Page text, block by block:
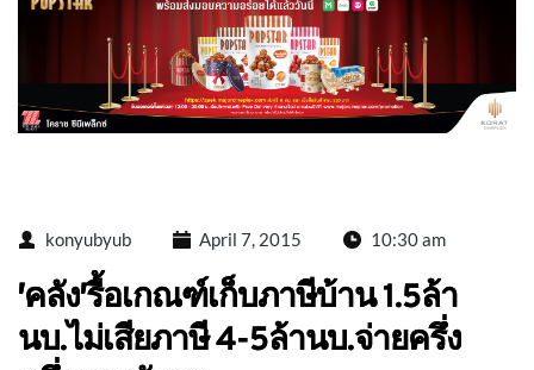
konyubyub April 7, 2015 10:30 am
′คลัง′รื้อเกณฑ์เก็บภาษีบ้าน 1.5ล้า
นบ.ไม่เสียภาษี 4-5ล้านบ.จ่ายครึ่ง